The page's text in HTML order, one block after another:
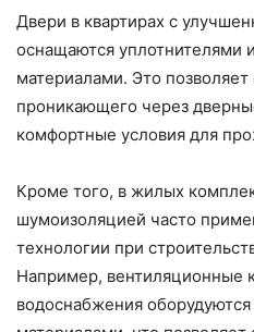
Двери в квартирах с
оснащаются уплотнителями
материалами. Это
проникающего через
комфортные условия для
Кроме того, в жилых
шумоизоляцией часто
технологии при
Например, вентиляционные
водоснабжения